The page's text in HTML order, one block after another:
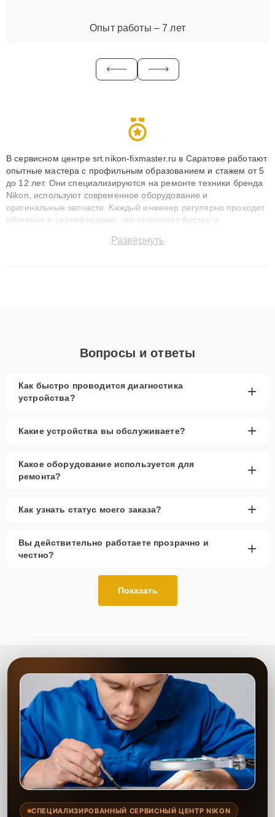
Опыт работы – 7 лет
В сервисном центре srt.nikon-fixmaster.ru в Саратове работают
опытные мастера с профильным образованием и стажем от 5
до 12 лет. Они специализируются на ремонте техники бренда
Nikon, используют современное оборудование и
оригинальные запчасти. Каждый инженер регулярно проходит
обучение и сертификацию, что позволяет быстро и
сохранением гарантии до 3 лет. Наши мастера решают
Развернуть
Вопросы и ответы
Как быстро проводится диагностика
устройства?
+
Какие устройства вы обслуживаете? +
Какое оборудование используется для
ремонта?
+
Как узнать статус моего заказа? +
Вы действительно работаете прозрачно и
честно?
+
Показать
СПЕЦИАЛИЗИРОВАННЫЙ СЕРВИСНЫЙ ЦЕНТР NIKON